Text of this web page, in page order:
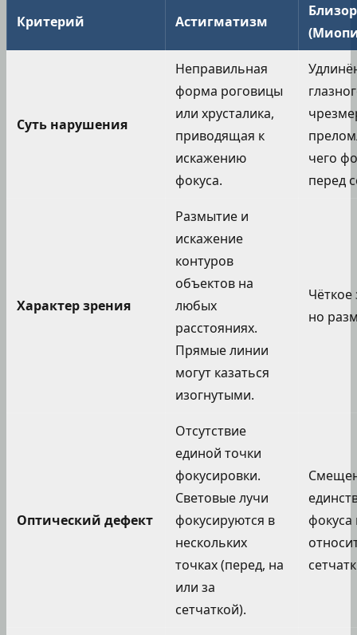
Критерий Астигматизм
Суть нарушения
Неправильная
форма роговицы
или хрусталика,
приводящая к
искажению
фокуса.
чего
перед
Характер зрения
Размытие и
искажение
контуров
объектов на
любых
расстояниях.
Прямые линии
могут казаться
изогнутыми.
Чёткое
но
Оптический дефект
Отсутствие
единой точки
фокусировки.
Световые лучи
фокусируются в
нескольких
точках (перед, на
или за
сетчаткой).
фокуса